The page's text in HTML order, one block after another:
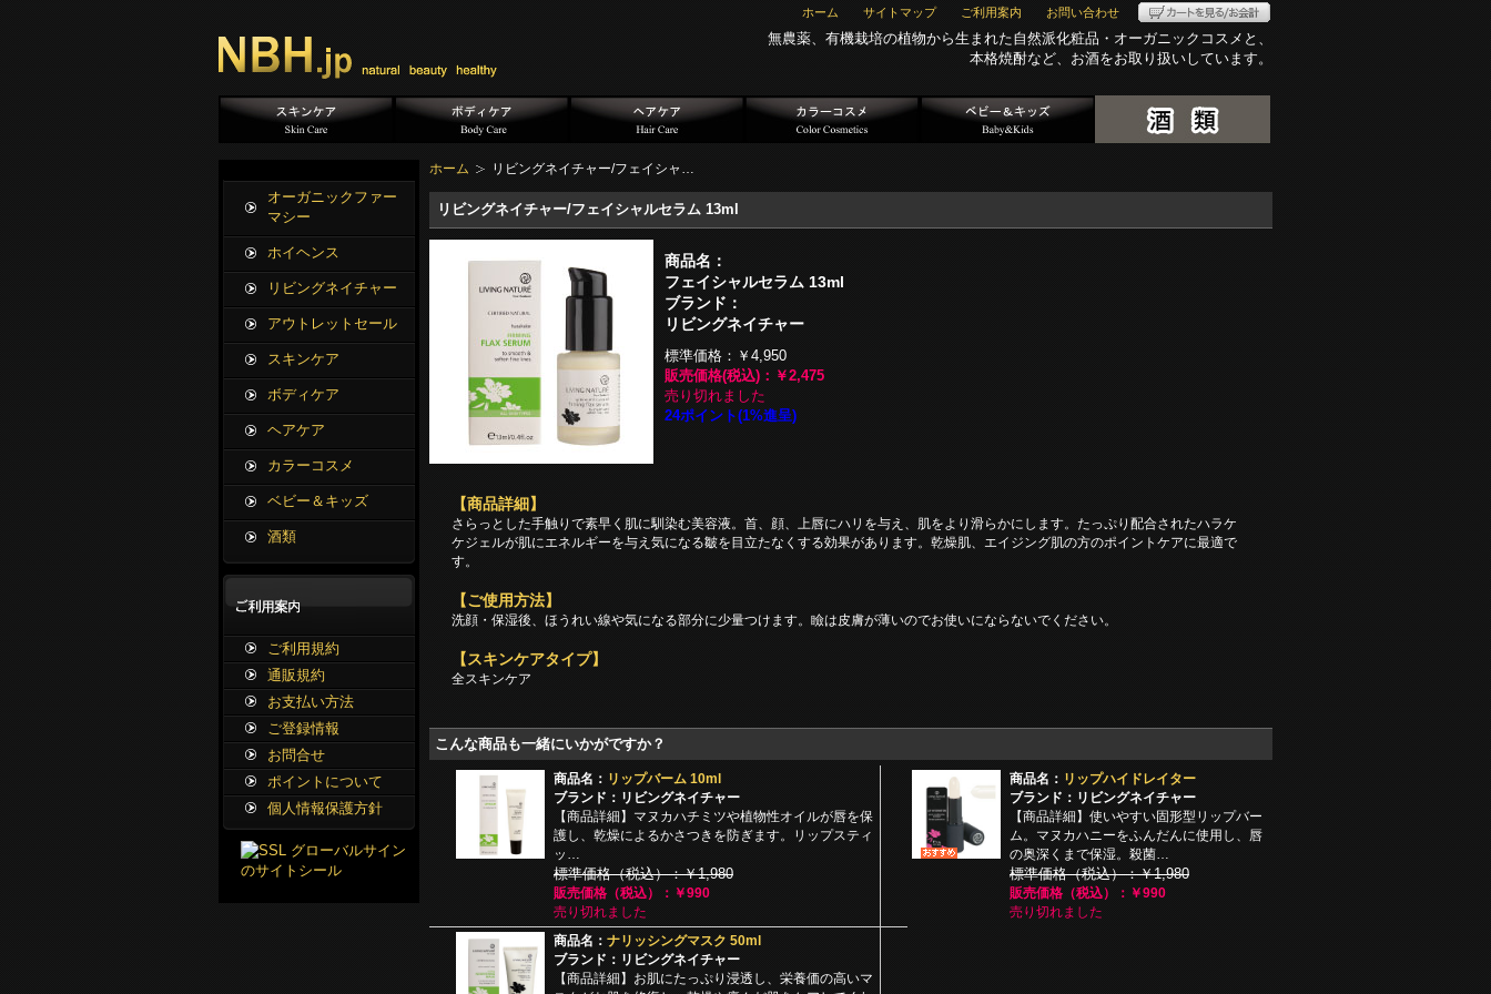
ホーム サイトマップ ご利用案内 お問い合わせ
無農薬、有機栽培の植物から生まれた自然派化粧品・オーガニックコスメと、
本格焼酎など、お酒をお取り扱いしています。
ホーム リビングネイチャー/フェイシャ…
リビングネイチャー/フェイシャルセラム 13ml
商品名：
フェイシャルセラム 13ml
ブランド：
リビングネイチャー
標準価格： ￥4,950
販売価格(税込)： ￥2,475
売り切れました
24ポイント(1%進呈)
【商品詳細】
さらっとした手触りで素早く肌に馴染む美容液。首、顔、上唇にハリを与え、肌をより滑らかにします。たっぷり配合されたハラケ
ケジェルが肌にエネルギーを与え気になる皺を目立たなくする効果があります。乾燥肌、エイジング肌の方のポイントケアに最適で
す。
【ご使用方法】
洗顔・保湿後、ほうれい線や気になる部分に少量つけます。瞼は皮膚が薄いのでお使いにならないでください。
【スキンケアタイプ】
全スキンケア
こんな商品も一緒にいかがですか？
商品名： リップバーム 10ml
ブランド：リビングネイチャー
【商品詳細】マヌカハチミツや植物性オイルが唇を保
護し、乾燥によるかさつきを防ぎます。リップスティ
ッ…
標準価格（税込）：￥1,980
販売価格（税込）：￥990
売り切れました
商品名： リップハイドレイター
ブランド：リビングネイチャー
【商品詳細】使いやすい固形型リップバー
ム。マヌカハニーをふんだんに使用し、唇
の奥深くまで保湿。殺菌…
標準価格（税込）：￥1,980
販売価格（税込）：￥990
売り切れました
商品名： ナリッシングマスク 50ml
ブランド：リビングネイチャー
【商品詳細】お肌にたっぷり浸透し、栄養価の高いマ
オーガニックファー
マシー
ホイヘンス
リビングネイチャー
アウトレットセール
スキンケア
ボディケア
ヘアケア
カラーコスメ
ベビー＆キッズ
酒類
ご利用規約
通販規約
お支払い方法
ご登録情報
お問合せ
ポイントについて
個人情報保護方針